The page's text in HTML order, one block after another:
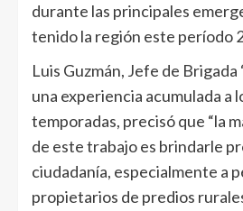
durante las principales
tenido la región este período
Luis Guzmán, Jefe de Brigada
una experiencia acumulada a
temporadas, precisó que “la
de este trabajo es brindarle
ciudadanía, especialmente a
propietarios de predios